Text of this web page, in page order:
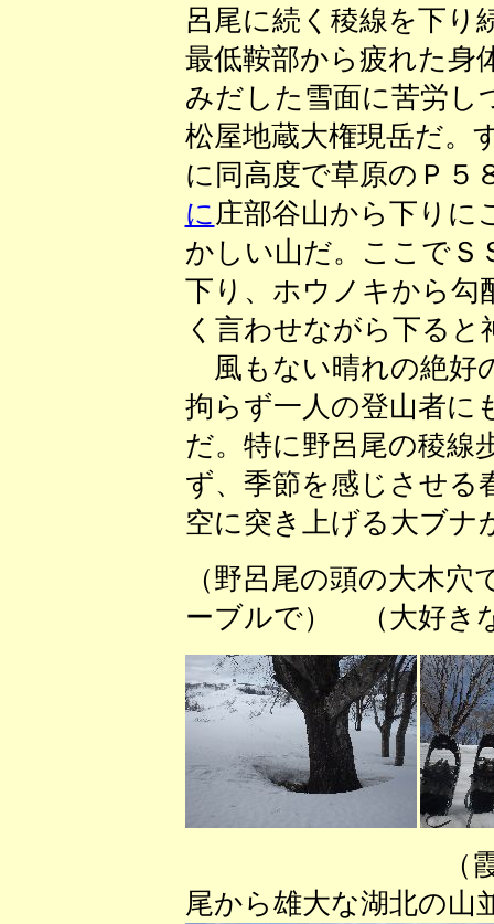
呂尾に続く稜線を下り
最低鞍部から疲れた身
みだした雪面に苦労し
松屋地蔵大権現岳だ。
に同高度で草原のＰ５
に庄部谷山から下りに
かしい山だ。ここでＳ
下り、ホウノキから勾
く言わせながら下ると
風もない晴れの絶好
拘らず一人の登山者に
だ。特に野呂尾の稜線
ず、季節を感じさせる
空に突き上げる大ブナ
（野呂尾の頭の大木
ーブルで） （大好き
（霞んで遠く
尾から雄大な湖北の山